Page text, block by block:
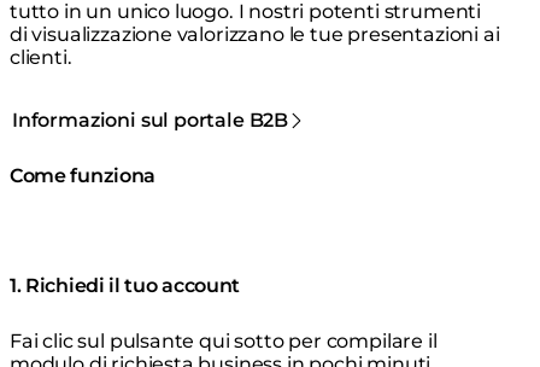
tutto in un unico luogo. I nostri potenti strumenti
di visualizzazione valorizzano le tue presentazioni ai
clienti.
Informazioni sul portale B2B
Come funziona
1. Richiedi il tuo account
Fai clic sul pulsante qui sotto per compilare il